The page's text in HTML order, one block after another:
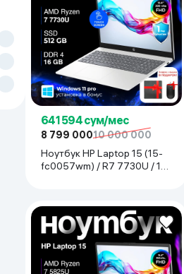
641 594 сум/мес
8 799 00010 000 000
Ноутбук HP Laptop 15 (15-
fc0057wm) / R7 7730U / 16